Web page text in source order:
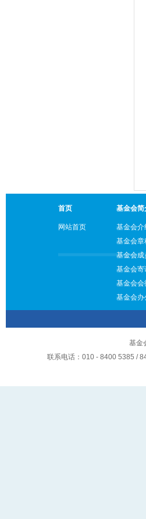
首页 基金会简
网站首页
基金会介
基金会章
基金会成
基金会寄
基金会会
基金会办
基金
联系电话：010 - 8400 5385 /